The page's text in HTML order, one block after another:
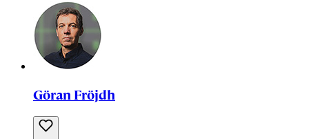
Göran Fröjdh